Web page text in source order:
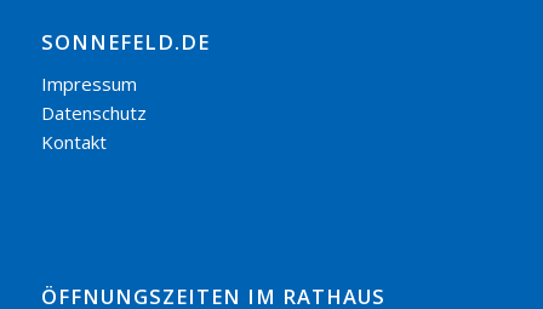
SONNEFELD.DE
Impressum
Datenschutz
Kontakt
ÖFFNUNGSZEITEN IM RATHAUS